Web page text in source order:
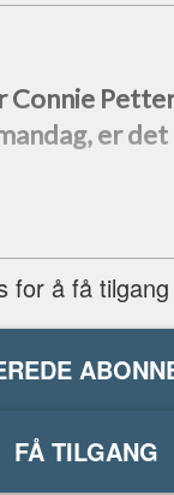
er
for å få
FÅ TILGANG